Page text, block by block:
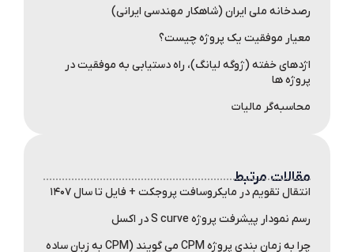
رصدخانه ملی ایران (شاهکار مهندسی ایرانی)
معیار موفقیت یک پروژه چیست؟
اژدهای خفته (ژوگه لیانگ)، راه دستیابی به موفقیت در
پروژه ها
محاسبه‌گر مالیات
مقالات مرتبط
انتقال تقویم در مایکروسافت پروجکت + فایل تا سال ۱۴۰۷
رسم نمودار پیشرفت پروژه S curve در اکسل
چرا به زمان بندی پروژه CPM می گویند (CPM به زبان ساده